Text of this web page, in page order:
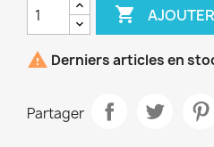

 Derniers articles en
Partager